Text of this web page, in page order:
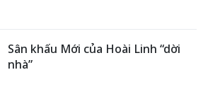
Sân khấu Mới của Hoài Linh “dời
nhà”